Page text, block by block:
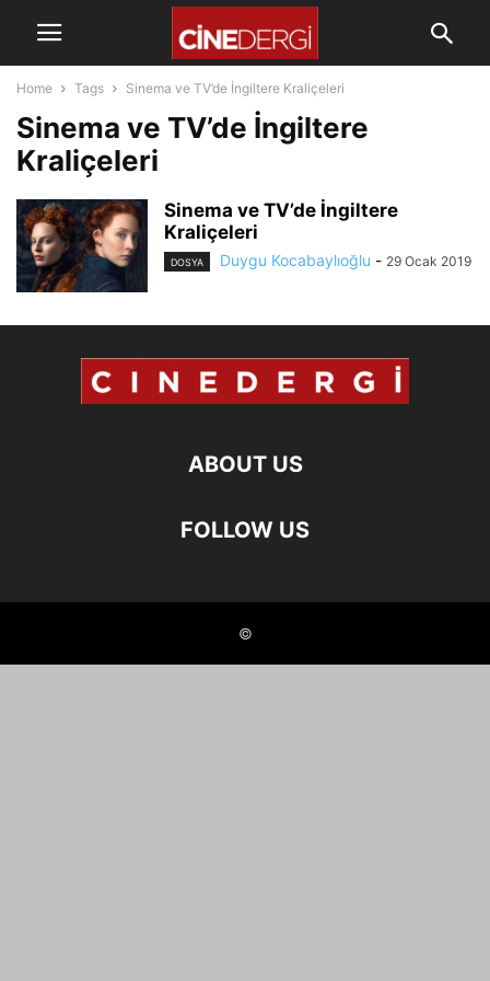
Home Tags Sinema ve TV’de İngiltere Kraliçeleri
Sinema ve TV’de İngiltere
Kraliçeleri
Sinema ve TV’de İngiltere
Kraliçeleri
DOSYA Duygu Kocabaylıoğlu - 29 Ocak 2019
ABOUT US
FOLLOW US
©